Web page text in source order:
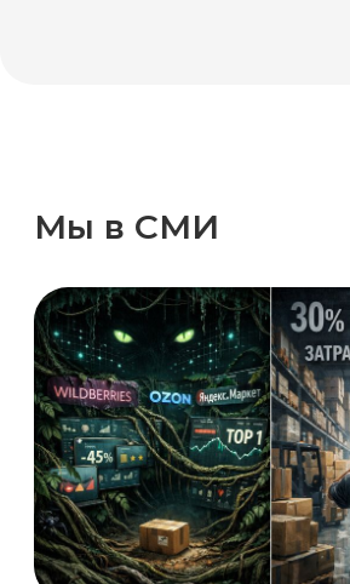
Маркетплейсы: конец игры
для новичков или